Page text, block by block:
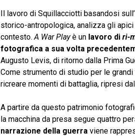
Il lavoro di Squillacciotti basandosi sull’
storico-antropologica, analizza gli
contesto. A War Playè un lavoro di ri-
fotografica a sua volta
Augusto Levis, di ritorno dalla Prima
Come strumento di studio per le
ricreare momenti di battaglia, ripresi
A partire da questo patrimonio
la macchina da presa segue quattro
narrazione della guerra viene